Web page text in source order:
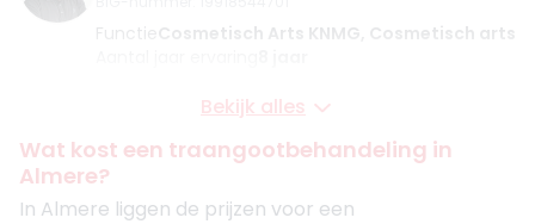
Functie Cosmetisch Arts KNMG, Cosmetisch arts
+ 3 meer
Boek consult
Bekijk alles
Wat kost een traangootbehandeling in
Almere?
In Almere liggen de prijzen voor een